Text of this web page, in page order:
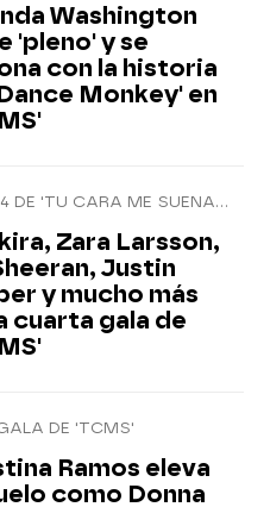
Washington
'pleno' y se
con la historia
Monkey' en
EL PULSADOR DE LA GALA 4 DE 'TU CARA ME SUENA 8'
Zara Larsson,
Justin
y mucho más
cuarta gala de
DE 'TCMS'
Ramos eleva
como Donna